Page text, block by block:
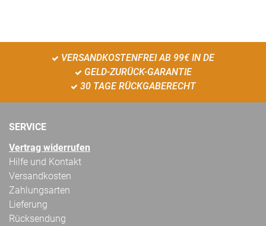
VERSANDKOSTENFREI AB 99€ IN DE
GELD-ZURÜCK-GARANTIE
30 TAGE RÜCKGABERECHT
SERVICE
Vertrag widerrufen
Hilfe und Kontakt
Versandkosten
Zahlungsarten
Lieferung
Rücksendung